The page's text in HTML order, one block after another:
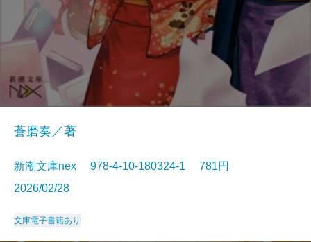
蒼磨奏／著
新潮文庫nex 978-4-10-180324-1 781円
2026/02/28
文庫電子書籍あり